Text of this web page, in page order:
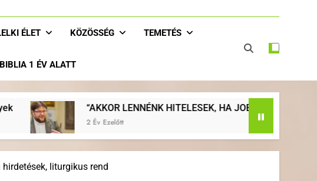
ÉLET KÖZÖSSÉG TEMETÉS
BIBLIA 1 ÉV ALATT
HITELESEK, HA JOBBAN EVANGELIZÁLNÁNK, HA VISSZATÉRNÉNK
liturgikus rend